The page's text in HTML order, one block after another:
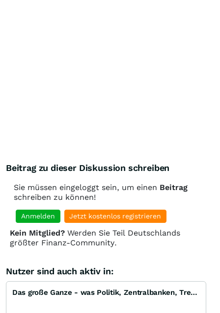
Beitrag zu dieser Diskussion schreiben
Sie müssen eingeloggt sein, um einen Beitrag
schreiben zu können!
Anmelden Jetzt kostenlos registrieren
Kein Mitglied? Werden Sie Teil Deutschlands
größter Finanz-Community.
Nutzer sind auch aktiv in:
Das große Ganze - was Politik, Zentralbanken, Trends, Medien und Gesellschaft mit Aktien, Rohstoffen